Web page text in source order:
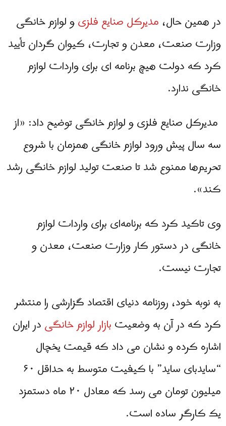
در همین حال، مدیرکل صنایع فلزیو لوازم خانگی
وزارت صنعت، معدن و تجارت، کیوان گردان تأیید
کرد که دولت هیچ برنامه ای برای واردات لوازم
خانگی ندارد.
مدیرکل صنایع فلزی و لوازم خانگی توضیح داد: «از
سه سال پیش ورود لوازم خانگی همزمان با شروع
تحریم‌ها ممنوع شد تا صنعت تولید لوازم خانگی رشد
کند».
وی تاکید کرد که برنامه‌ای برای واردات لوازم
خانگی در دستور کار وزارت صنعت، معدن و
تجارت نیست.
به نوبه خود، روزنامه دنیای اقتصاد گزارشی را منتشر
کرد که در آن به وضعیتبازار لوازم خانگیدر ایران
اشاره کرده و نشان می داد که قیمت یخچال
“سایدبای ساید” با کیفیت متوسط ​​به حداقل ۶۰
میلیون تومان می رسد که معادل ۲۰ ماه دستمزد
یک کارگر ساده است.